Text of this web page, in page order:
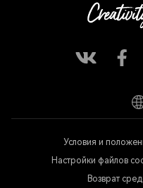
Условия и
Настройки файлов
Возврат